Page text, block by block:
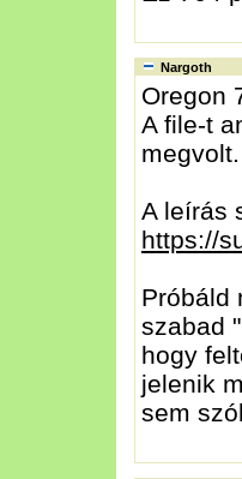
Nargoth
Oregon
A file-t
megvolt.
A leírás
https://
Próbáld
szabad
hogy
jelenik
sem